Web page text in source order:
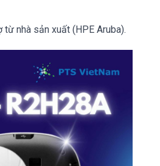
nhà sản xuất (HPE Aruba).